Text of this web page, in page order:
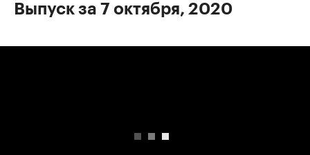
Выпуск за 7 октября, 2020